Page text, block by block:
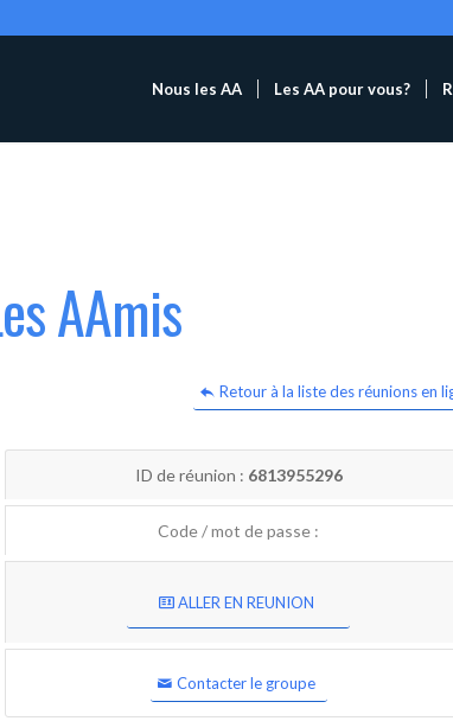
Nous les AA Les AA pour vous?
AAmis
Retour à la liste des réunions en
ID de réunion : 6813955296
Code / mot de passe :
ALLER EN REUNION
Contacter le groupe